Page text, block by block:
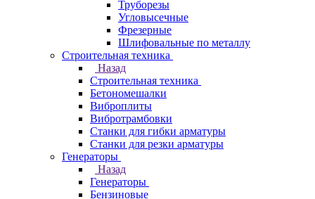
Труборезы
Угловысечные
Фрезерные
Шлифовальные по металлу
Строительная техника
Назад
Строительная техника
Бетономешалки
Виброплиты
Вибротрамбовки
Станки для гибки арматуры
Станки для резки арматуры
Генераторы
Назад
Генераторы
Бензиновые